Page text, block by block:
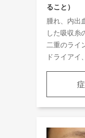
ること）
腫れ、内出
した吸収糸
二重のライ
ドライアイ